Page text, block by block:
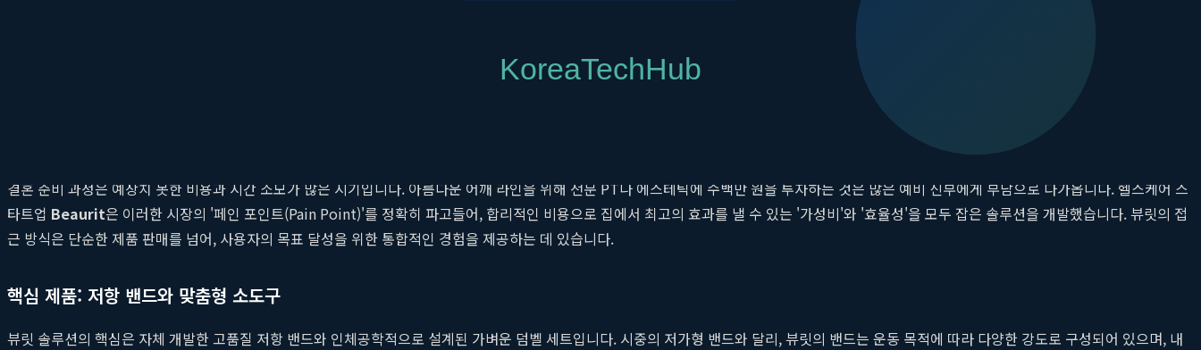
결혼식 당일, 수많은 하객들 앞에서 가장 빛나야 할 신부에게 자신감은 그 무엇보다 중요합니다. 잘 정돈된 어깨 라인은 스스로의 모습에 대한 만족감을 높여주고, 이는 자연스럽게 표정과 태도에서 우러
여, 모든 예비 신부가 자신의 가장 아름다운 모습을 발견하고 자신감을 가질 수 있도록 돕는 것을 목표로 합니다.
결혼 준비 과정은 예상치 못한 비용과 시간 소모가 많은 시기입니다. 아름다운 어깨 라인을 위해 전문 PT나 에스테틱에 수백만 원을 투자하는 것은 많은 예비 신부에게 부담으로 다가옵니다. 헬스케어 스
타트업 Beaurit은 이러한 시장의 '페인 포인트(Pain Point)'를 정확히 파고들어, 합리적인 비용으로 집에서 최고의 효과를 낼 수 있는 '가성비'와 '효율성'을 모두 잡은 솔루션을 개발했습니다. 뷰릿의 접
근 방식은 단순한 제품 판매를 넘어, 사용자의 목표 달성을 위한 통합적인 경험을 제공하는 데 있습니다.
핵심 제품: 저항 밴드와 맞춤형 소도구
뷰릿 솔루션의 핵심은 자체 개발한 고품질 저항 밴드와 인체공학적으로 설계된 가벼운 덤벨 세트입니다. 시중의 저가형 밴드와 달리, 뷰릿의 밴드는 운동 목적에 따라 다양한 강도로 구성되어 있으며, 내